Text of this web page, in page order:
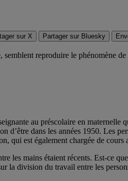
sur X Partager sur Bluesky
semblent reproduire le phénomène
au préscolaire en
d’être dans les années 1950. Les
qui est également chargée de
les mains étaient récents. Est-ce
la division du travail entre les